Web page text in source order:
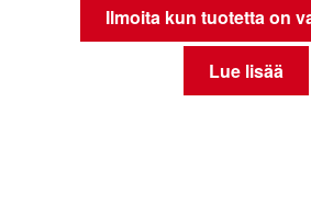
Ilmoita kun tuotetta on
Lue lisää